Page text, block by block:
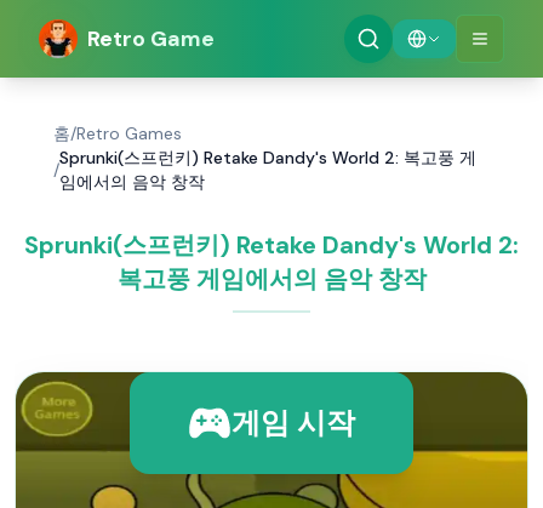
Retro Game
홈/Retro Games
/
Sprunki(스프런키) Retake Dandy's World 2: 복고풍 게
임에서의 음악 창작
Sprunki(스프런키) Retake Dandy's World 2:
복고풍 게임에서의 음악 창작
게임 시작